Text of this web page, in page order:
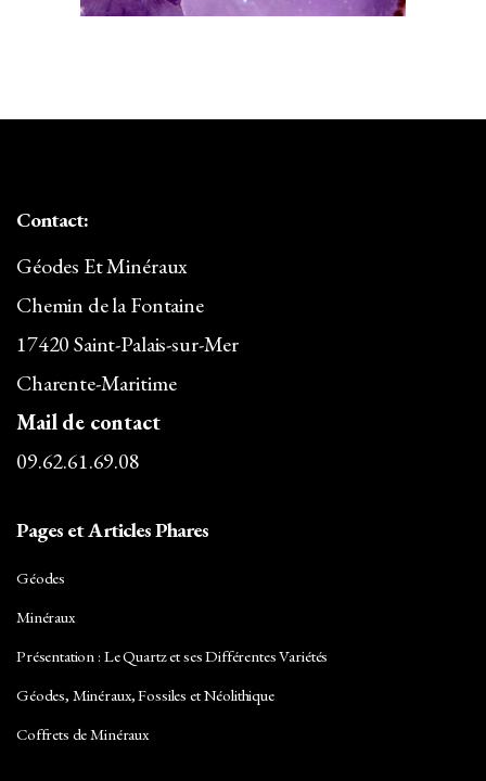
Contact:
Géodes Et Minéraux
Chemin de la Fontaine
17420 Saint-Palais-sur-Mer
Charente-Maritime
Mail de contact
09.62.61.69.08
Pages et Articles Phares
Géodes
Minéraux
Présentation : Le Quartz et ses Différentes Variétés
Géodes, Minéraux, Fossiles et Néolithique
Coffrets de Minéraux